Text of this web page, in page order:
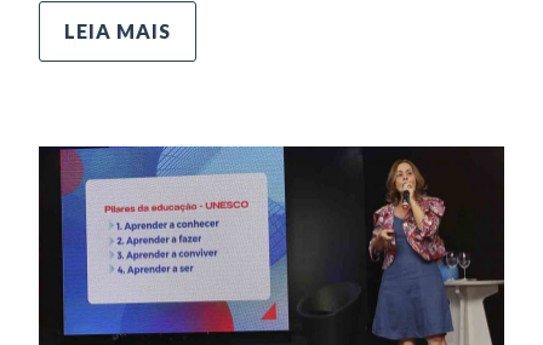
LEIA MAIS